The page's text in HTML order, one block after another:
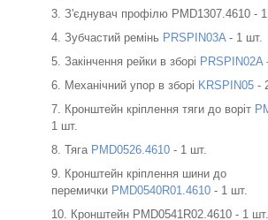
З'єднувач профілю PMD1307.4610 -
Зубчастий ремінь PRSPIN03A- 1 шт.
Закінчення рейки в зборі PRSPIN02A
Механічний упор в зборі KRSPIN05 -
Кронштейн кріплення тяги до воріт
1 шт.
Тяга PMD0526.4610 - 1 шт.
Кронштейн кріплення шини до
перемички PMD0540R01.4610 - 1 шт.
Кронштейн PMD0541R02.4610 - 1 шт.